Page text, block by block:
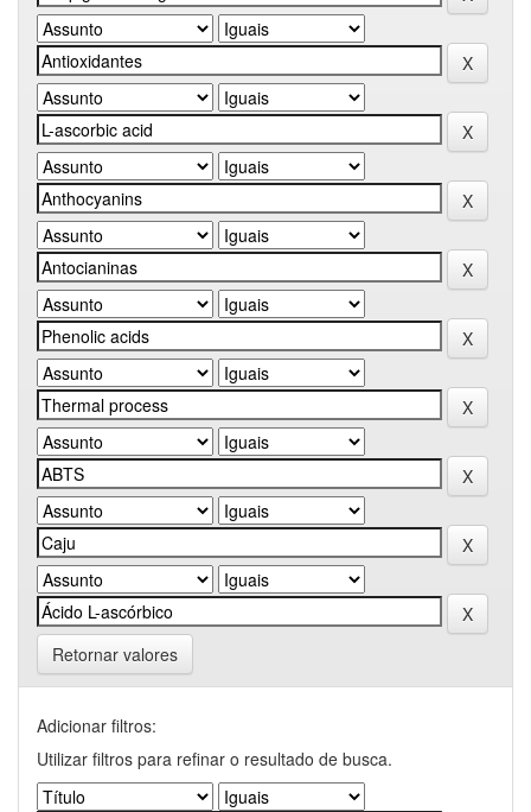
Retornar valores
Adicionar filtros:
Utilizar filtros para refinar o resultado de busca.